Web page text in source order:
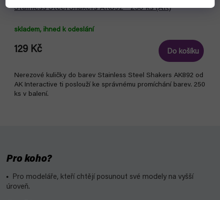
Stainless Steel Shakers AK892 - 250 ks (AK)
skladem, ihned k odeslání
129 Kč Do košíku
Nerezové kuličky do barev Stainless Steel Shakers AK892 od
AK Interactive ti poslouží ke správnému promíchání barev. 250
ks v balení.
Pro koho?
Pro modeláře, kteří chtějí posunout své modely na vyšší
úroveň.